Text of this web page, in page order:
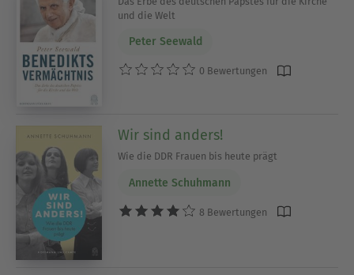
und die Welt
Peter Seewald
0 Bewertungen
Wir sind anders!
Wie die DDR Frauen bis heute prägt
Annette Schuhmann
8 Bewertungen